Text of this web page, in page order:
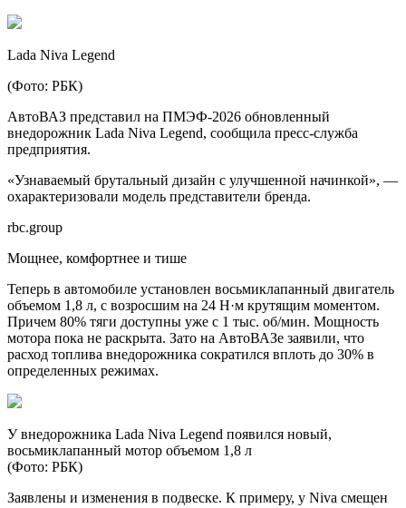
Lada Niva Legend
(Фото: РБК)
АвтоВАЗ представил на ПМЭФ-2026 обновленный
внедорожник Lada Niva Legend, сообщила пресс-служба
предприятия.
«Узнаваемый брутальный дизайн с улучшенной начинкой», —
охарактеризовали модель представители бренда.
rbc.group
Мощнее, комфортнее и тише
Теперь в автомобиле установлен восьмиклапанный двигатель
объемом 1,8 л, с возросшим на 24 Н·м крутящим моментом.
Причем 80% тяги доступны уже с 1 тыс. об/мин. Мощность
мотора пока не раскрыта. Зато на АвтоВАЗе заявили, что
расход топлива внедорожника сократился вплоть до 30% в
определенных режимах.
У внедорожника Lada Niva Legend появился новый,
восьмиклапанный мотор объемом 1,8 л
(Фото: РБК)
Заявлены и изменения в подвеске. К примеру, у Niva смещен